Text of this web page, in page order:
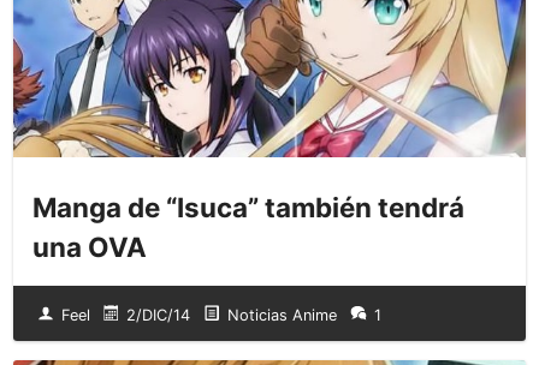
Manga de “Isuca” también tendrá
una OVA
Feel 2/DIC/14 Noticias Anime 1